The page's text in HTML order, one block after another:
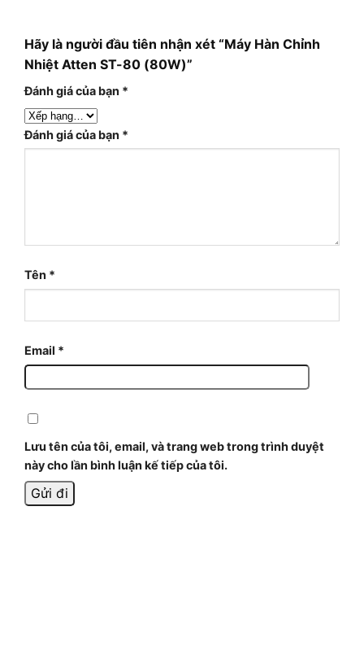
Hãy là người đầu tiên nhận xét “Máy Hàn Chỉnh
Nhiệt Atten ST-80 (80W)”
Đánh giá của bạn *
Đánh giá của bạn *
Tên *
Email *
Lưu tên của tôi, email, và trang web trong trình duyệt
này cho lần bình luận kế tiếp của tôi.